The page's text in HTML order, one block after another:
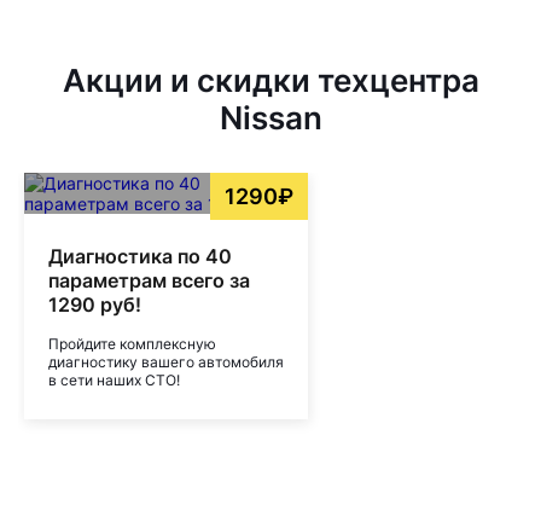
Акции и скидки техцентра
Nissan
1290₽
Диагностика по 40
параметрам всего за
1290 руб!
Пройдите комплексную
диагностику вашего автомобиля
в сети наших СТО!